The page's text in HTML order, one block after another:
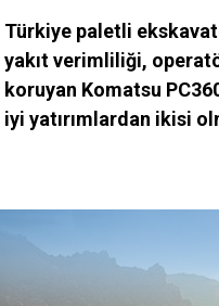
Türkiye paletli
yakıt verimliliği,
koruyan Komatsu
iyi yatırımlardan ikisi